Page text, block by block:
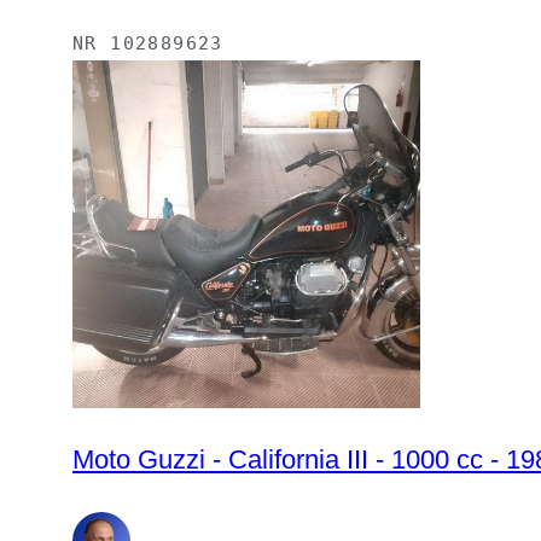
NR 102889623
Moto Guzzi - California III - 1000 cc -